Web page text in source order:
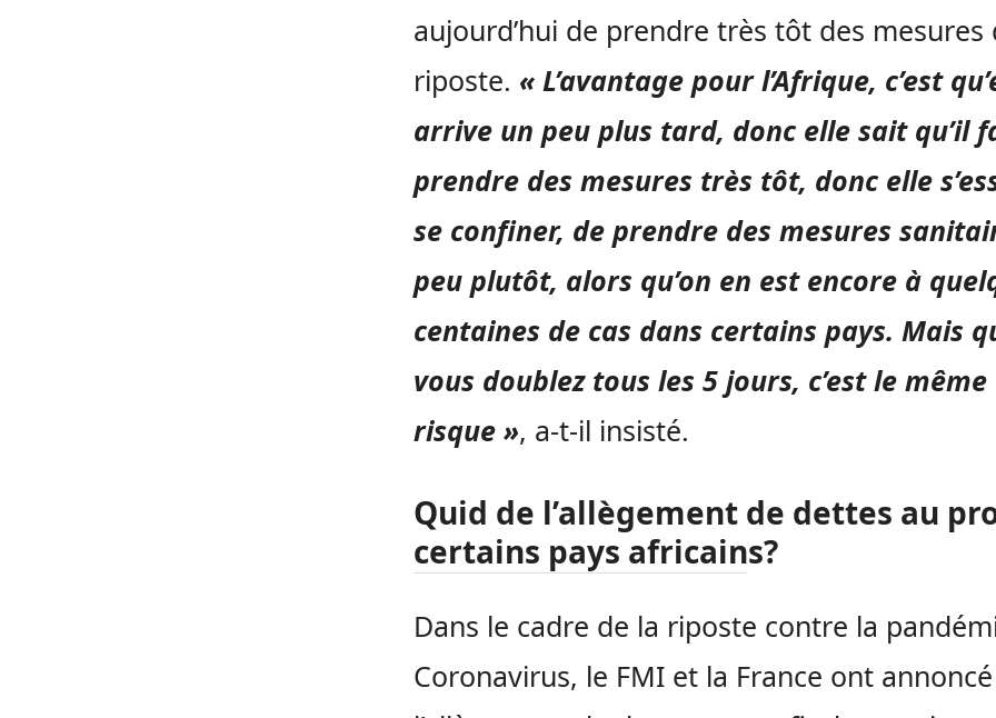
aujourd’hui de prendre très tôt des mesures
riposte. « L’avantage pour l’Afrique, c’est
arrive un peu plus tard, donc elle sait qu’il
prendre des mesures très tôt, donc elle
se confiner, de prendre des mesures
peu plutôt, alors qu’on en est encore à
centaines de cas dans certains pays. Mais
vous doublez tous les 5 jours, c’est le même
risque », a-t-il insisté.
Quid de l’allègement de dettes au
certains pays africains?
Dans le cadre de la riposte contre la
Coronavirus, le FMI et la France ont annoncé